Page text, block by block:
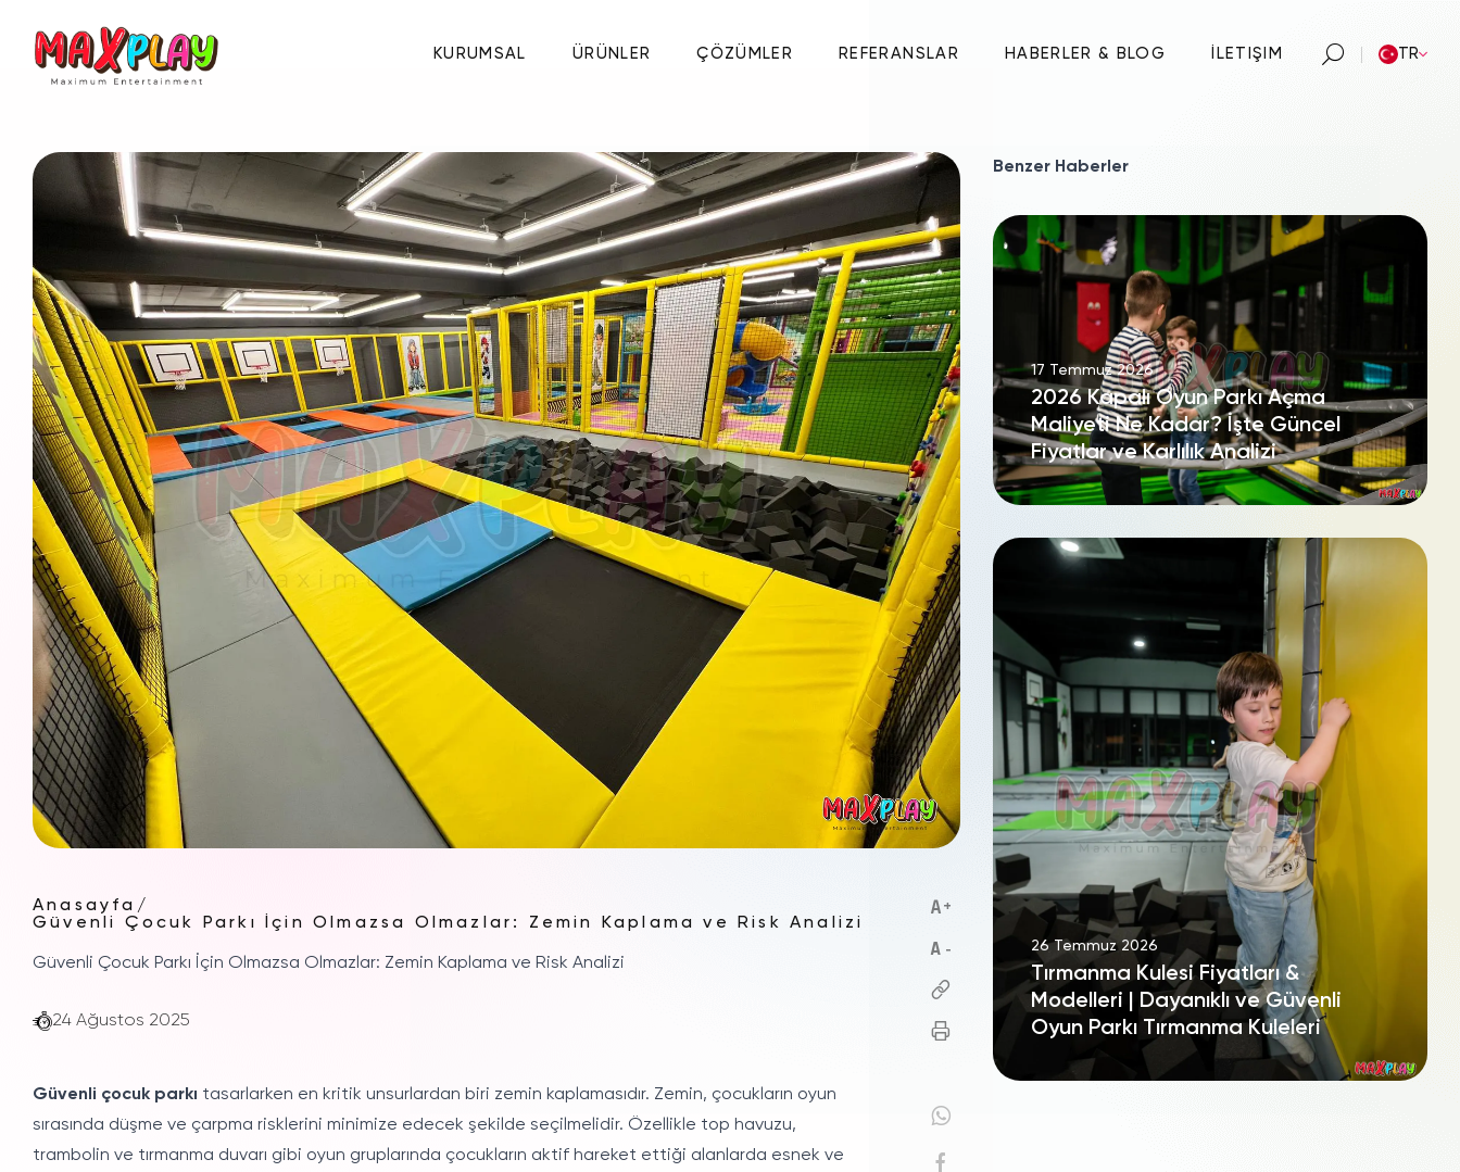
KURUMSAL
Hakkımızda
E-Katalog
Sertifikalar
ÜRÜNLER ÇÖZÜMLER REFERANSLAR HABERLER & BLOG İLETIŞIM TR
Anasayfa /
Güvenli Çocuk Parkı İçin Olmazsa Olmazlar: Zemin Kaplama ve Risk Analizi
Güvenli Çocuk Parkı İçin Olmazsa Olmazlar: Zemin Kaplama ve Risk Analizi
24 Ağustos 2025
Güvenli çocuk parkı tasarlarken en kritik unsurlardan biri zemin kaplamasıdır. Zemin, çocukların oyun
sırasında düşme ve çarpma risklerini minimize edecek şekilde seçilmelidir. Özellikle top havuzu,
trambolin ve tırmanma duvarı gibi oyun gruplarında çocukların aktif hareket ettiği alanlarda esnek ve
Benzer Haberler
17 Temmuz 2026
2026 Kapalı Oyun Parkı Açma
Maliyeti Ne Kadar? İşte Güncel
Fiyatlar ve Karlılık Analizi
26 Temmuz 2026
Tırmanma Kulesi Fiyatları &
Modelleri | Dayanıklı ve Güvenli
Oyun Parkı Tırmanma Kuleleri